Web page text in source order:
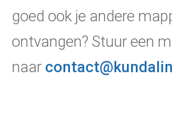
goed ook je andere
ontvangen? Stuur een
naar